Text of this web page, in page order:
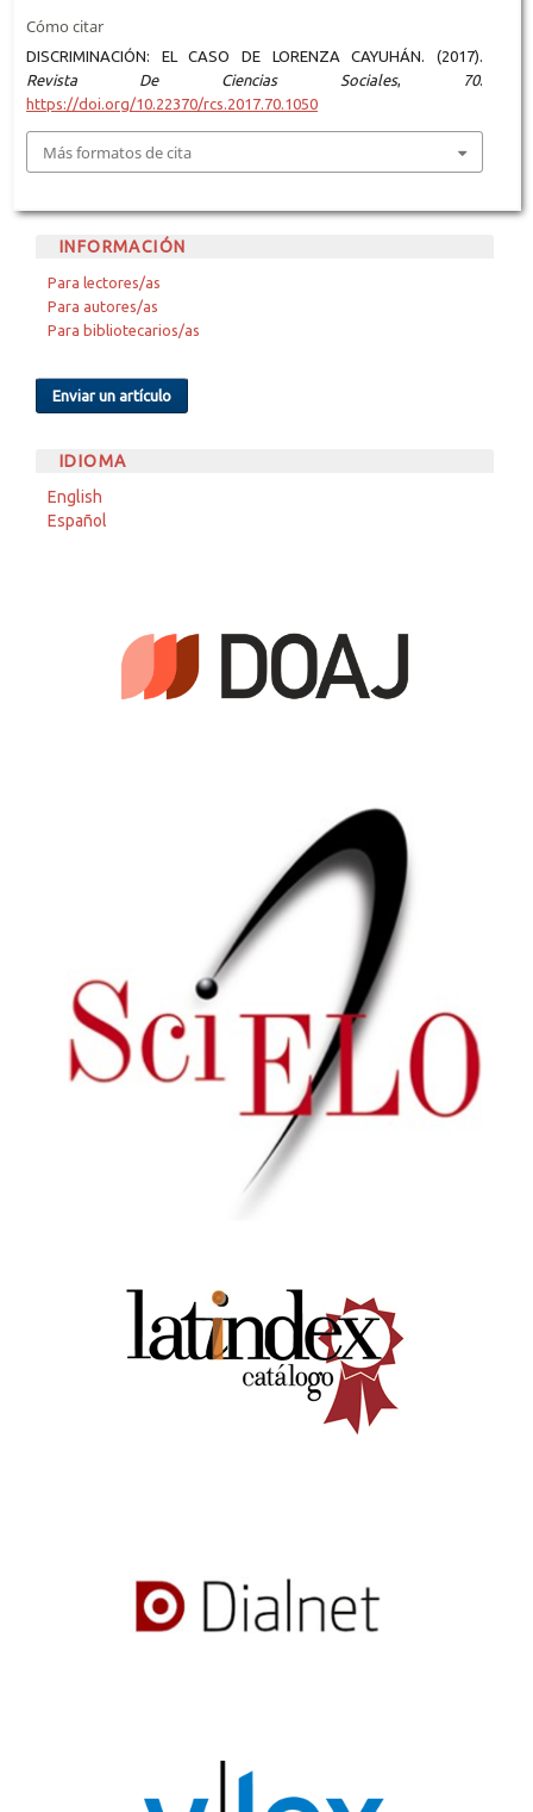
Cómo citar
DISCRIMINACIÓN: EL CASO DE LORENZA CAYUHÁN. (2017).
Revista De Ciencias Sociales, 70.
https://doi.org/10.22370/rcs.2017.70.1050
Más formatos de cita
INFORMACIÓN
Para lectores/as
Para autores/as
Para bibliotecarios/as
Enviar un artículo
IDIOMA
English
Español